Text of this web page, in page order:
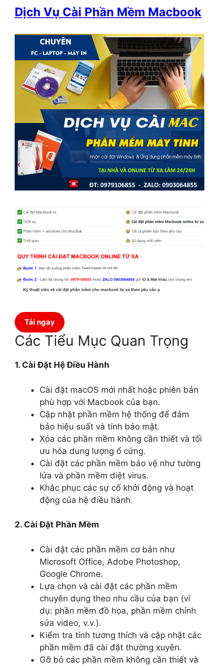
Dịch Vụ Cài Phần Mềm Macbook
Tải ngay
Các Tiểu Mục Quan Trọng
1. Cài Đặt Hệ Điều Hành
Cài đặt macOS mới nhất hoặc phiên bản
phù hợp với Macbook của bạn.
Cập nhật phần mềm hệ thống để đảm
bảo hiệu suất và tính bảo mật.
Xóa các phần mềm không cần thiết và tối
ưu hóa dung lượng ổ cứng.
Cài đặt các phần mềm bảo vệ như tường
lửa và phần mềm diệt virus.
Khắc phục các sự cố khởi động và hoạt
động của hệ điều hành.
2. Cài Đặt Phần Mềm
Cài đặt các phần mềm cơ bản như
Microsoft Office, Adobe Photoshop,
Google Chrome.
Lựa chọn và cài đặt các phần mềm
chuyên dụng theo nhu cầu của bạn (ví
dụ: phần mềm đồ họa, phần mềm chỉnh
sửa video, v.v.).
Kiểm tra tính tương thích và cập nhật các
phần mềm đã cài đặt thường xuyên.
Gỡ bỏ các phần mềm không cần thiết và